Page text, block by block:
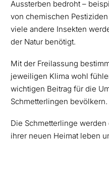
Aussterben bedroht –
von chemischen
viele andere Insekten
der Natur benötigt.
Mit der Freilassung
jeweiligen Klima wohl
wichtigen Beitrag für die
Schmetterlingen bevölkern.
Die Schmetterlinge
ihrer neuen Heimat leben